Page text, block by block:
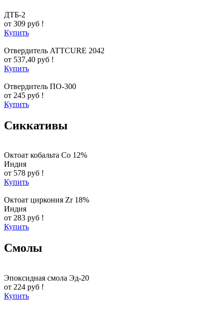
ДТБ-2
от 309 руб !
Купить
Отвердитель ATTCURE 2042
от 537,40 руб !
Купить
Отвердитель ПО-300
от 245 руб !
Купить
Сиккативы
Октоат кобальта Co 12%
Индия
от 578 руб !
Купить
Октоат циркония Zr 18%
Индия
от 283 руб !
Купить
Смолы
Эпоксидная смола Эд-20
от 224 руб !
Купить